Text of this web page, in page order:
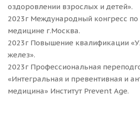
оздоровлении взрослых и детей».
2023г Международный конгресс по
медицине г.Москва.
2023г Повышение квалификации
желез».
2023г Профессиональная
«Интегральная и превентивная и
медицина» Институт Prevent Age.